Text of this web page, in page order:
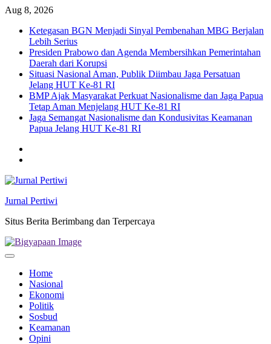
Skip
content
Aug 8, 2026
Ketegasan BGN Menjadi Sinyal Pembenahan MBG Berjalan
Lebih Serius
Presiden Prabowo dan Agenda Membersihkan Pemerintahan
Daerah dari Korupsi
Situasi Nasional Aman, Publik Diimbau Jaga Persatuan
Jelang HUT Ke-81 RI
BMP Ajak Masyarakat Perkuat Nasionalisme dan Jaga Papua
Tetap Aman Menjelang HUT Ke-81 RI
Jaga Semangat Nasionalisme dan Kondusivitas Keamanan
Papua Jelang HUT Ke-81 RI
Jurnal Pertiwi
Situs Berita Berimbang dan Terpercaya
Home
Nasional
Ekonomi
Politik
Sosbud
Keamanan
Opini